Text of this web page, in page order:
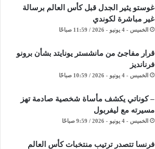
غوستو يثير الجدل قبل كأس العالم برسالة
غير مباشرة لكوندي
الخميس - 4 يونيو - 2026 / 11:59 صباحًا
قرار مفاجئ من مانشستر يونايتد بشأن برونو
فرنانديز
الخميس - 4 يونيو - 2026 / 10:59 صباحًا
– كوناتي يكشف مأساة شخصية صادمة تهز
مسيرته مع ليفربول
الخميس - 4 يونيو - 2026 / 9:59 صباحًا
فرنسا تتصدر ترتيب منتخبات كأس العالم